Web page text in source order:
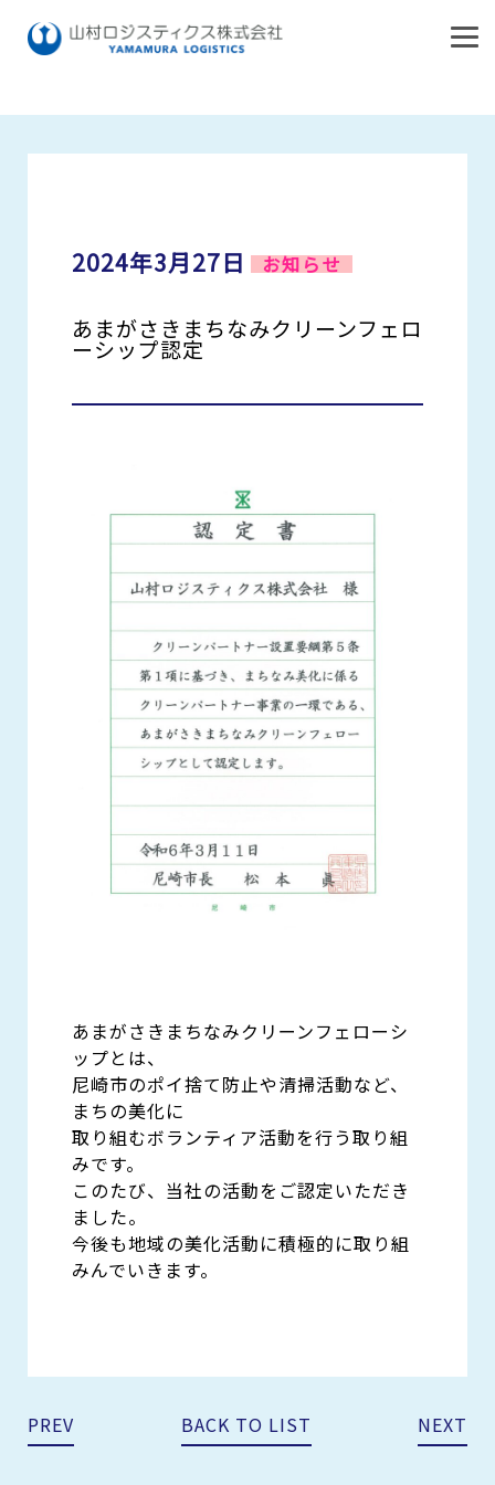
お知らせ
会社案内
会社概要
事業案内
オペレーションサービス
警備・管財サービス
人材サービス
九州・沖縄エリア
HOME
お知らせ
あまがさきまちなみクリーンフェローシップ認定
2024年3月27日 お知らせ
あまがさきまちなみクリーンフェロ
ーシップ認定
あまがさきまちなみクリーンフェローシ
ップとは、
尼崎市のポイ捨て防止や清掃活動など、
まちの美化に
取り組むボランティア活動を行う取り組
みです。
このたび、当社の活動をご認定いただき
ました。
今後も地域の美化活動に積極的に取り組
みんでいきます。
PREV BACK TO LIST NEXT